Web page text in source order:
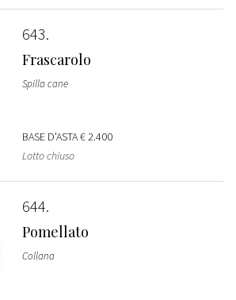
643
Frascarolo
Spilla cane
BASE D'ASTA€ 2.400
Lotto chiuso
644
Pomellato
Collana